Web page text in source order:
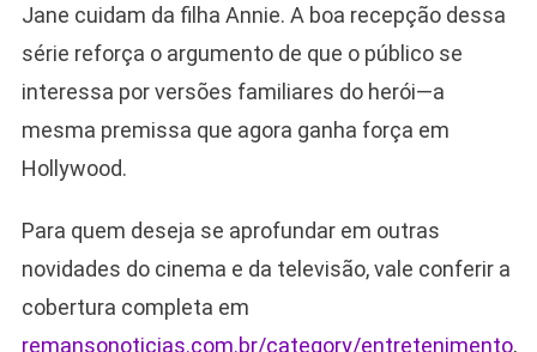
Jane cuidam da filha Annie. A boa recepção dessa
série reforça o argumento de que o público se
interessa por versões familiares do herói—a
mesma premissa que agora ganha força em
Hollywood.
Para quem deseja se aprofundar em outras
novidades do cinema e da televisão, vale conferir a
cobertura completa em
remansonoticias.com.br/category/entretenimento,